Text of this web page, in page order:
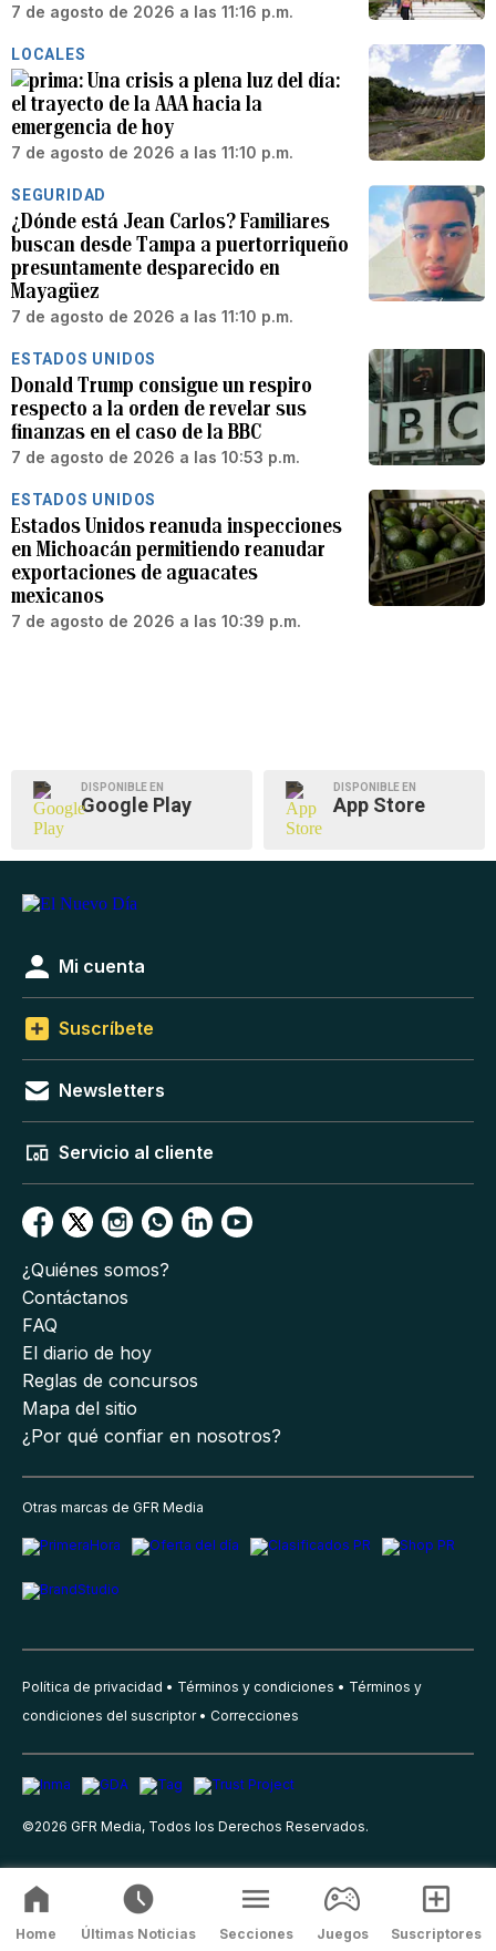
7 de agosto de 2026 a las 11:16 p.m.
LOCALES
Una crisis a plena luz del día:
el trayecto de la AAA hacia la
emergencia de hoy
7 de agosto de 2026 a las 11:10 p.m.
SEGURIDAD
¿Dónde está Jean Carlos? Familiares
buscan desde Tampa a puertorriqueño
presuntamente desparecido en
Mayagüez
7 de agosto de 2026 a las 11:10 p.m.
ESTADOS UNIDOS
Donald Trump consigue un respiro
respecto a la orden de revelar sus
finanzas en el caso de la BBC
7 de agosto de 2026 a las 10:53 p.m.
ESTADOS UNIDOS
Estados Unidos reanuda inspecciones
en Michoacán permitiendo reanudar
exportaciones de aguacates
mexicanos
7 de agosto de 2026 a las 10:39 p.m.
DISPONIBLE EN
Google Play
DISPONIBLE EN
App Store
Mi cuenta
Suscríbete
Newsletters
Servicio al cliente
¿Quiénes somos?
Contáctanos
FAQ
El diario de hoy
Reglas de concursos
Mapa del sitio
¿Por qué confiar en nosotros?
Otras marcas de GFR Media
Política de privacidad Términos y condiciones
Términos y
condiciones del suscriptor
Correcciones
©2026 GFR Media, Todos los Derechos Reservados.
Home Últimas Noticias Secciones Juegos Suscriptores